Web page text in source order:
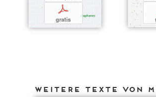
p
gratis
Weitere Texte von